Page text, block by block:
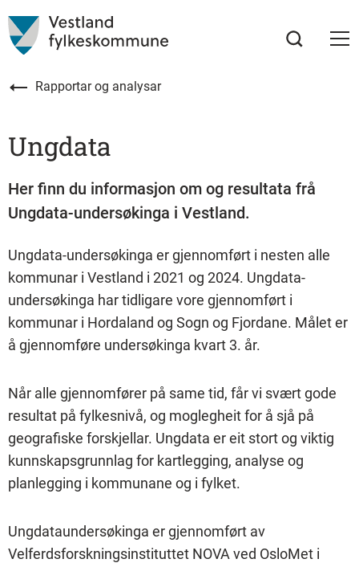
Rapportar og analysar
Ungdata
Her finn du informasjon om og resultata frå
Ungdata-undersøkinga i Vestland.
Ungdata-undersøkinga er gjennomført i nesten alle
kommunar i Vestland i 2021 og 2024. Ungdata-
undersøkinga har tidligare vore gjennomført i
kommunar i Hordaland og Sogn og Fjordane. Målet er
å gjennomføre undersøkinga kvart 3. år.
Når alle gjennomfører på same tid, får vi svært gode
resultat på fylkesnivå, og moglegheit for å sjå på
geografiske forskjellar. Ungdata er eit stort og viktig
kunnskapsgrunnlag for kartlegging, analyse og
planlegging i kommunane og i fylket.
Ungdataundersøkinga er gjennomført av
Velferdsforskningsinstituttet NOVA ved OsloMet i